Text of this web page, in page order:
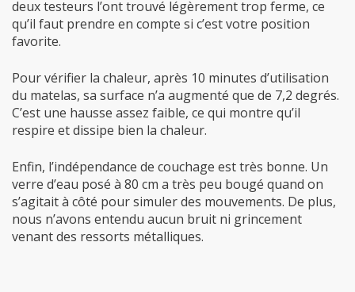
deux testeurs l’ont trouvé légèrement trop ferme, ce
qu’il faut prendre en compte si c’est votre position
favorite.
Pour vérifier la chaleur, après 10 minutes d’utilisation
du matelas, sa surface n’a augmenté que de 7,2 degrés.
C’est une hausse assez faible, ce qui montre qu’il
respire et dissipe bien la chaleur.
Enfin, l’indépendance de couchage est très bonne. Un
verre d’eau posé à 80 cm a très peu bougé quand on
s’agitait à côté pour simuler des mouvements. De plus,
nous n’avons entendu aucun bruit ni grincement
venant des ressorts métalliques.